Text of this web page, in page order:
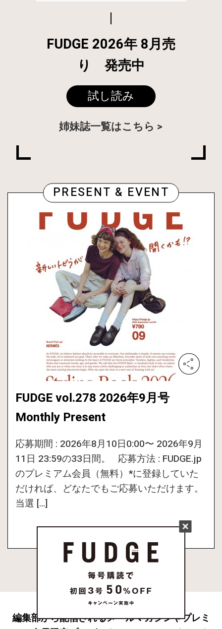
FUDGE 2026年 8月売
り 発売中
試し読み
姉妹誌一覧はこちら
PRESENT & EVENT
FUDGE vol.278 2026年9月号
Monthly Present
応募期間 : 2026年8月10日0:00〜 2026年9月
11日 23:59の33日間。 応募方法 : FUDGE.jp
のプレミアム会員（無料）*に登録していた
だければ、どなたでもご応募いただけます。
当選 […]
MORE
編集部から配信されるメールマガジンやプレミ